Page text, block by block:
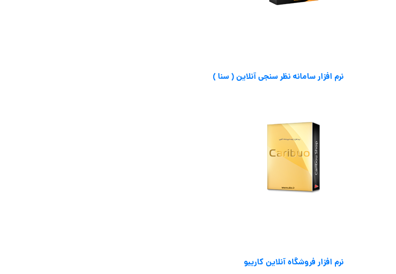
نرم افزار سامانه نظر سنجی آنلاین ( سنا )
نرم افزار فروشگاه آنلاین کاریبو